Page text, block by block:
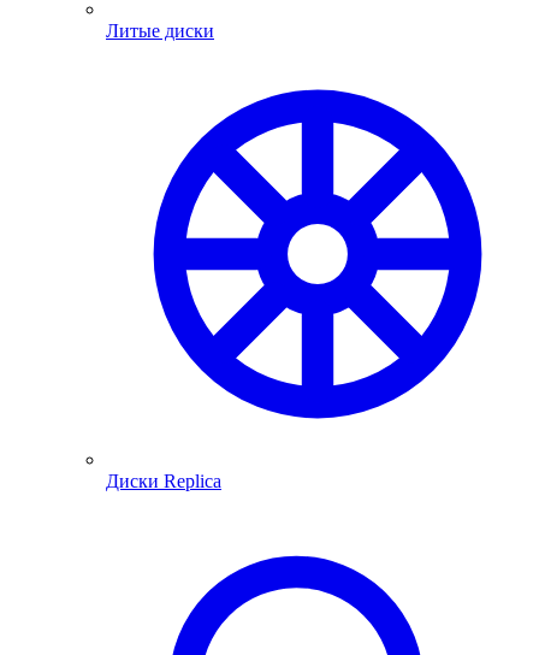
Литые диски
Диски Replica